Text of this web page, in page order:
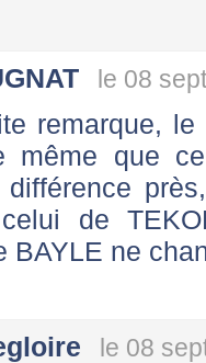
le 08
remarque,
même que
de
BAYLE ne
le 08